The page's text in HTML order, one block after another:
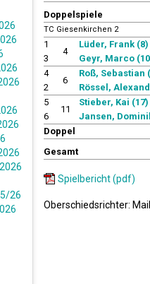
26
Doppelspiele
TC Giesenkirchen 2
1
3
4
Lüder, Frank (8)
Geyr, Marco
4
2
6
Roß, Sebastian
Rössel,
5
6
11
Stieber, Kai (17)
Jansen,
Doppel
Gesamt
Spielbericht (pdf)
Oberschiedsrichter: